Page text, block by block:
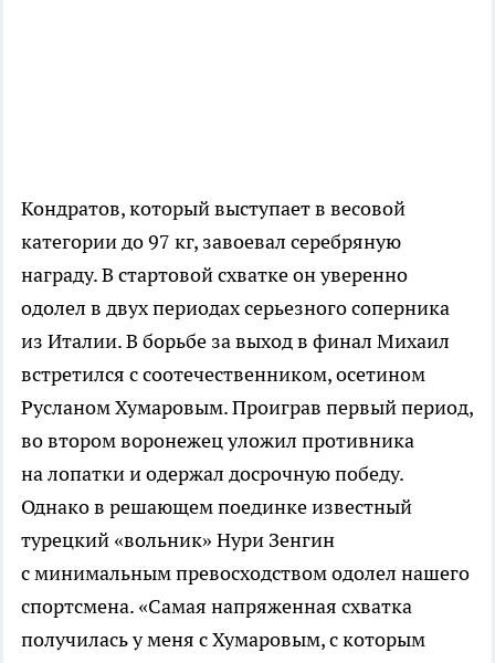
Кондратов, который выступает в весовой
категории до 97 кг, завоевал серебряную
награду. В стартовой схватке он уверенно
одолел в двух периодах серьезного соперника
из Италии. В борьбе за выход в финал Михаил
встретился с соотечественником, осетином
Русланом Хумаровым. Проиграв первый период,
во втором воронежец уложил противника
на лопатки и одержал досрочную победу.
Однако в решающем поединке известный
турецкий «вольник» Нури Зенгин
с минимальным превосходством одолел нашего
спортсмена. «Самая напряженная схватка
получилась у меня с Хумаровым, с которым